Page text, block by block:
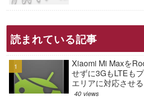
読まれている記事
Xiaomi Mi Maxを
せずに3GもLTEも
エリアに対応させる
40 views